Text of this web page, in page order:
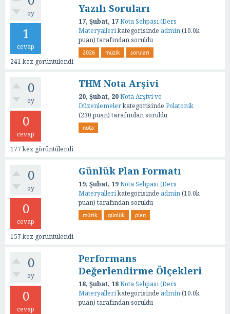
oy
1
cevap
241kez görüntülendi
Yazılı Soruları
17, Şubat, 17Nota Sehpası (Ders
Materyallerikategorisinde admin(10.0k
puan) tarafından soruldu
2026 müzik soruları
0
oy
0
cevap
177kez görüntülendi
THM Nota Arşivi
20, Şubat, 20Nota Arşivi ve
Düzenlemelerkategorisinde Polatonik
(230puan) tarafından soruldu
nota
0
oy
0
cevap
157kez görüntülendi
Günlük Plan Formatı
19, Şubat, 19Nota Sehpası (Ders
Materyallerikategorisinde admin(10.0k
puan) tarafından soruldu
müzik günlük plan
0
oy
0
cevap
Performans
Değerlendirme Ölçekleri
18, Şubat, 18Nota Sehpası (Ders
Materyallerikategorisinde admin(10.0k
puan) tarafından soruldu